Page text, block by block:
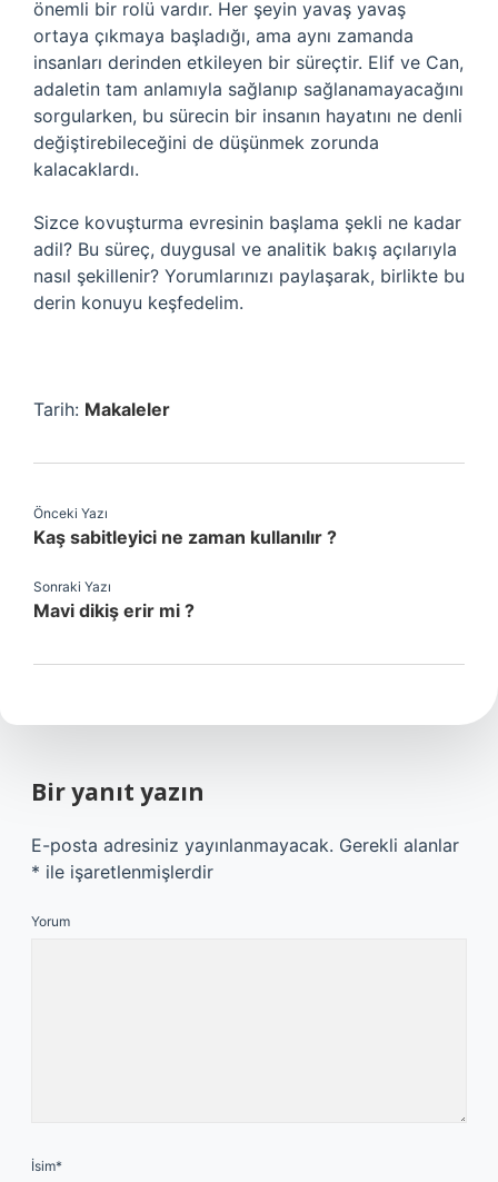
önemli bir rolü vardır. Her şeyin yavaş yavaş
ortaya çıkmaya başladığı, ama aynı zamanda
insanları derinden etkileyen bir süreçtir. Elif ve Can,
adaletin tam anlamıyla sağlanıp sağlanamayacağını
sorgularken, bu sürecin bir insanın hayatını ne denli
değiştirebileceğini de düşünmek zorunda
kalacaklardı.
Sizce kovuşturma evresinin başlama şekli ne kadar
adil? Bu süreç, duygusal ve analitik bakış açılarıyla
nasıl şekillenir? Yorumlarınızı paylaşarak, birlikte bu
derin konuyu keşfedelim.
Tarih: Makaleler
Önceki Yazı
Kaş sabitleyici ne zaman kullanılır ?
Sonraki Yazı
Mavi dikiş erir mi ?
Bir yanıt yazın
E-posta adresiniz yayınlanmayacak. Gerekli alanlar
* ile işaretlenmişlerdir
Yorum
İsim*